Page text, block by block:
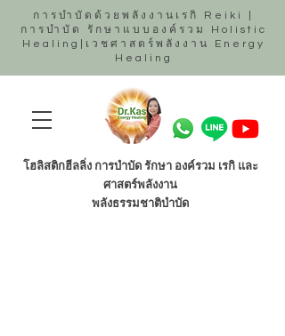
การบำบัดด้วยพลังงานเรกิ Reiki |
การบำบัด รักษาแบบองค์รวม Holistic
Healing|เวชศาสตร์พลังงาน Energy
Healing
โฮลิสติกฮีลลิ่ง การบำบัด รักษา องค์รวม เรกิ และ
ศาสตร์พลังงาน
พลังธรรมชาติบำบัด